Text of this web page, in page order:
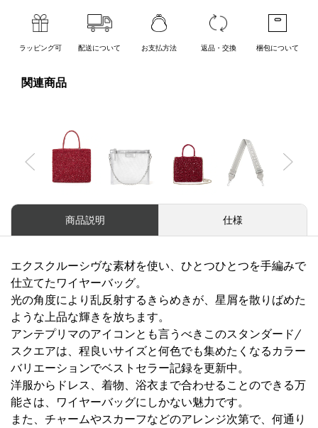
SENAPE NAVYGENTO
LAVANDAGENT
CIPRIAGENTO
BLU CHIARO
ラッピング可 配送について お支払方法 返品・交換 梱包について
関連商品
Previous
商品説明 仕様
エクスクルーシヴな素材を使い、ひとつひとつを手編みで
仕立てたワイヤーバッグ。
光の角度により乱反射するきらめきが、星屑を散りばめた
ような上品な輝きを放ちます。
アンテプリマのアイコンとも言うべきこのスタンダード/
スクエアは、程良いサイズと何色でも集めたくなるカラー
バリエーションでベストセラー記録を更新中。
洋服からドレス、着物、浴衣まで合わせることのできる万
能さは、ワイヤーバッグにしかない魅力です。
また、チャームやスカーフなどのアレンジ次第で、何通り